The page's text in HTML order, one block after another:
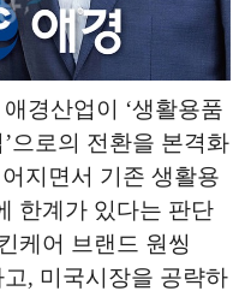
경산업이 ‘생활용품
으로의 전환을 본격화
지면서 기존 생활용
한계가 있다는 판단
케어 브랜드 원씽
, 미국시장을 공략하